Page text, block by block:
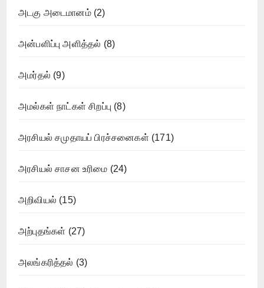
அடகு அடைமானம்(2)
அன்பளிப்பு அளித்தல் (8)
அமர்தல் (9)
அமல்கள் நாட்கள் சிறப்பு (8)
அரசியல் சமுதாயப் பிரச்சனைகள் (171)
அரசியல் சாசன உரிமை (24)
அறிவியல் (15)
அற்புதங்கள் (27)
அலங்கரித்தல் (3)